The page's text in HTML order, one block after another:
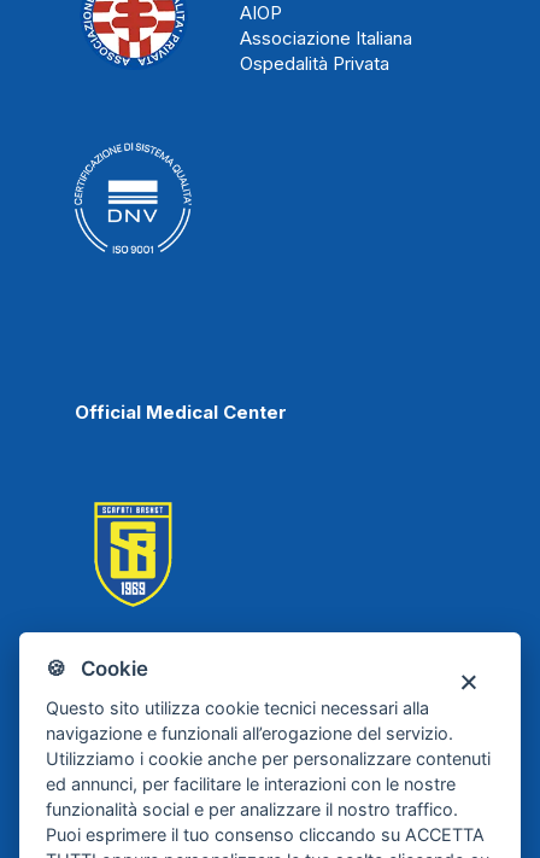
🍪 Cookie
Questo sito utilizza cookie tecnici necessari alla
navigazione e funzionali all’erogazione del servizio.
Utilizziamo i cookie anche per personalizzare contenuti
ed annunci, per facilitare le interazioni con le nostre
funzionalità social e per analizzare il nostro traffico.
Puoi esprimere il tuo consenso cliccando su ACCETTA
AIOP
Associazione Italiana
Ospedalità Privata
Official Medical Center
Scafati Basket